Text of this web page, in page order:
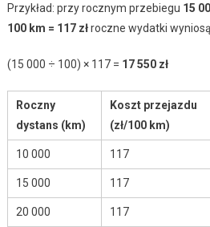
Przykład: przy rocznym przebiegu 15
100 km = 117 złroczne wydatki
(15 000 ÷ 100) × 117 = 17 550 zł
Roczny
dystans (km)
Koszt przejazdu
(zł/100 km)
10 000 117
15 000 117
20 000 117